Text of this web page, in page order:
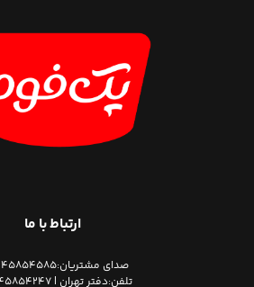
ارتباط با ما
صدای مشتریان:45854585 (021)
تلفن:دفتر تهران | 45854247 (021)